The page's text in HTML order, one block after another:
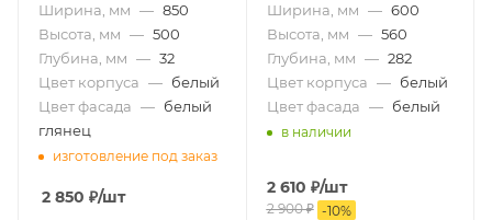
Ширина, мм — 850
Высота, мм — 500
Глубина, мм — 32
Цвет корпуса — белый
Цвет фасада — белый
глянец
изготовление под заказ
2 850 ₽/шт
Ширина, мм — 600
Высота, мм — 560
Глубина, мм — 282
Цвет корпуса — белый
Цвет фасада — белый
в наличии
2 610 ₽/шт
2 900₽ -10%